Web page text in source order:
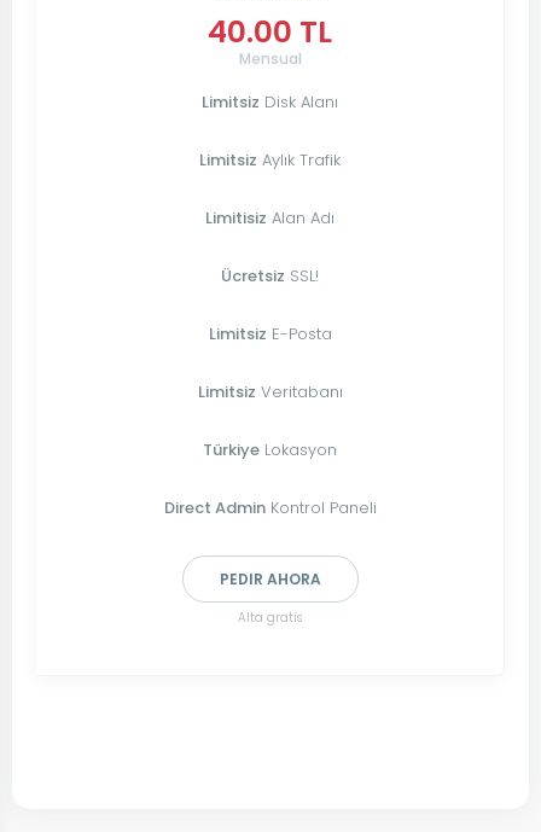
40.00 TL
Mensual
Limitsiz Disk Alanı
Limitsiz Aylık Trafik
Limitisiz Alan Adı
Ücretsiz SSL!
Limitsiz E-Posta
Limitsiz Veritabanı
Türkiye Lokasyon
Direct AdminKontrol Paneli
PEDIR AHORA
Alta gratis